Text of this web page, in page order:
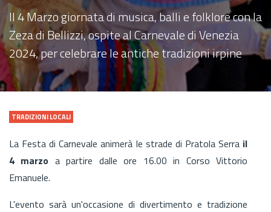
Il 4 Marzo giornata di musica, balli e folklore con la
Zeza di Bellizzi, ospite al Carnevale di Venezia
2024, per celebrare le antiche tradizioni irpine
TRADIZIONI LOCALI
La Festa di Carnevale animerà le strade di Pratola Serrail
4 marzo a partire dalle ore 16.00 in Corso Vittorio
Emanuele.
L'evento sarà un'occasione di divertimento e tradizione